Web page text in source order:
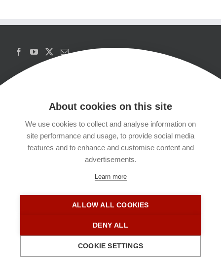
Copyrights
Datenschutzerklärung
Kontakt
About cookies on this site
We use cookies to collect and analyse information on
site performance and usage, to provide social media
features and to enhance and customise content and
advertisements.
Learn more
ALLOW ALL COOKIES
DENY ALL
COOKIE SETTINGS